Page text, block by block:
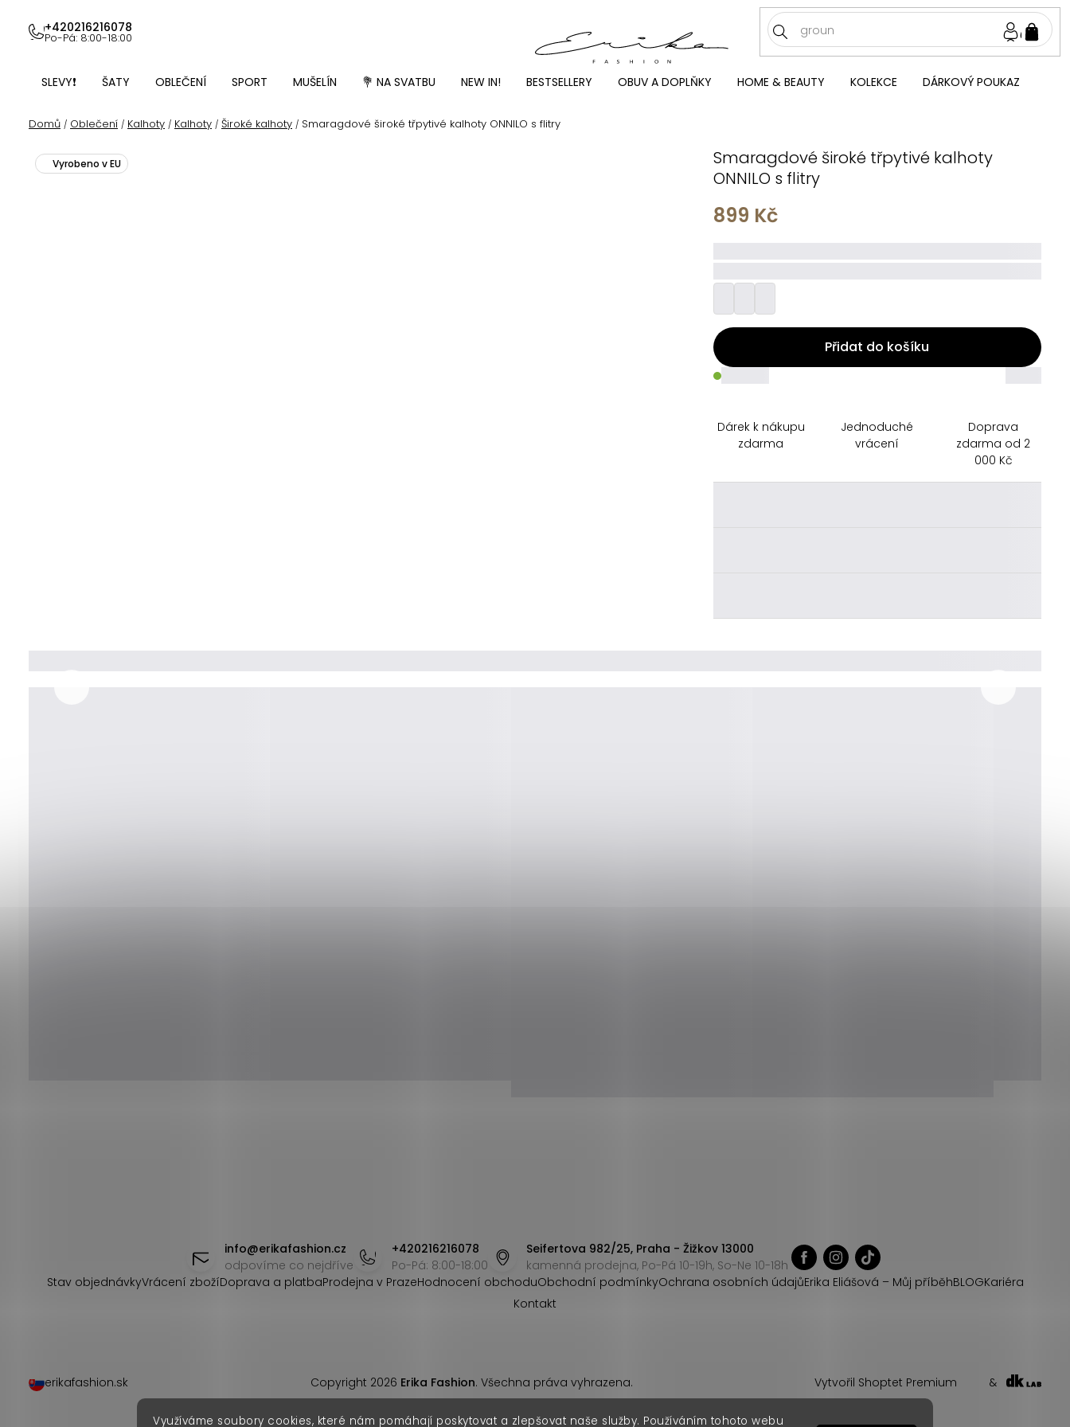
Využíváme soubory cookies, které nám pomáhají poskytovat a zlepšovat naše služby. Používáním tohoto webu
obsah
+420216216078
Po-Pá: 8:00-18:00
SLEVY❗ ŠATY OBLEČENÍ SPORT MUŠELÍN 💐 NA SVATBU NEW IN! BESTSELLERY OBUV A DOPLŇKY HOME & BEAUTY KOLEKCE DÁRKOVÝ POUKAZ
Domů / Oblečení / Kalhoty / Kalhoty / Široké kalhoty / Smaragdové široké třpytivé kalhoty ONNILO s flitry
Smaragdové široké třpytivé kalhoty
ONNILO s flitry
Vyrobeno v EU
899 Kč
Přidat do košíku
_____
Dárek k nákupu
zdarma
Jednoduché
vrácení
Doprava
zdarma od 2
000 Kč
info@erikafashion.cz
odpovíme co nejdříve
+420216216078
Po-Pá: 8:00-18:00
Seifertova 982/25, Praha - Žižkov 13000
kamenná prodejna, Po-Pá 10-19h, So-Ne 10-18h
Stav objednávkyVrácení zbožíDoprava a platbaProdejna v PrazeHodnocení obchoduObchodní podmínkyOchrana osobních údajůErika Eliášová – Můj příběhBLOGKariéra
Kontakt
Vytvořil Shoptet Premium &
Copyright 2026 Erika Fashion. Všechna práva vyhrazena.
erikafashion.sk